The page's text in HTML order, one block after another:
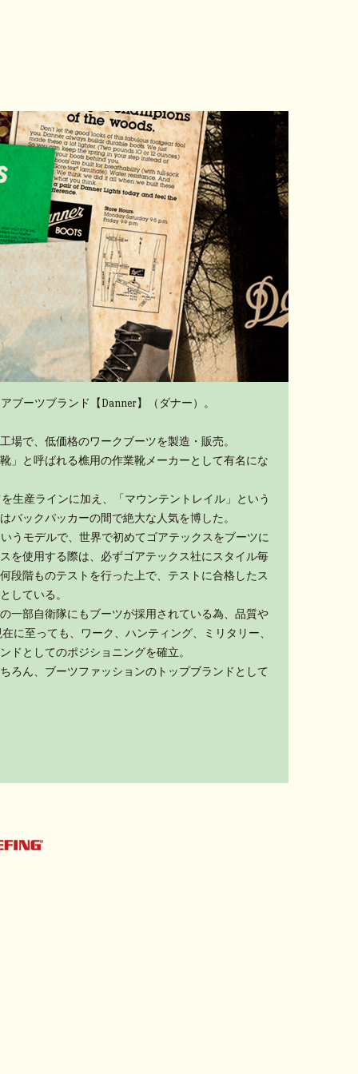
ブーツブランド【Danner】（ダナー）。
場で、低価格のワークブーツを製造・販売。
」と呼ばれる樵用の作業靴メーカーとして有名にな
生産ラインに加え、「マウンテントレイル」という
バックパッカーの間で絶大な人気を博した。
うモデルで、世界で初めてゴアテックスをブーツに
を使用する際は、必ずゴアテックス社にスタイル毎
段階ものテストを行った上で、テストに合格したス
している。
一部自衛隊にもブーツが採用されている為、品質や
に至っても、ワーク、ハンティング、ミリタリー、
ドとしてのポジショニングを確立。
ろん、ブーツファッションのトップブランドとして